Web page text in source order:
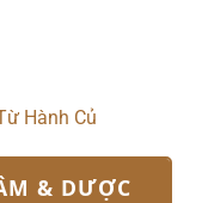
Hành Củ
& DƯỢC